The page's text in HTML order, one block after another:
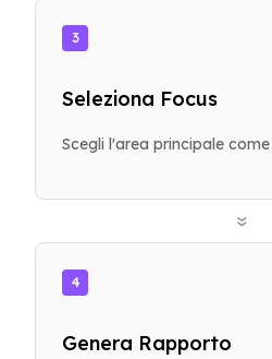
3
Seleziona Focus
Scegli l'area principale
»
4
Genera Rapporto